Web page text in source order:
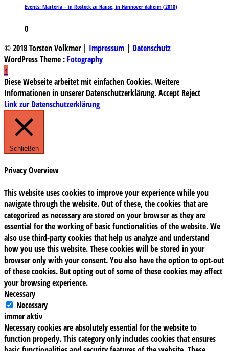
Events: Marteria – in Rostock zu Hause, in Hannover daheim (2018)
0
© 2018 Torsten Volkmer | Impressum | Datenschutz
WordPress Theme : Fotography
↑
Diese Webseite arbeitet mit einfachen Cookies. Weitere
Informationen in unserer Datenschutzerklärung.Accept Reject
Link zur Datenschutzerklärung
Schließen
Privacy Overview
This website uses cookies to improve your experience while you
navigate through the website. Out of these, the cookies that are
categorized as necessary are stored on your browser as they are
essential for the working of basic functionalities of the website. We
also use third-party cookies that help us analyze and understand
how you use this website. These cookies will be stored in your
browser only with your consent. You also have the option to opt-out
of these cookies. But opting out of some of these cookies may affect
your browsing experience.
Necessary
Necessary
immer aktiv
Necessary cookies are absolutely essential for the website to
function properly. This category only includes cookies that ensures